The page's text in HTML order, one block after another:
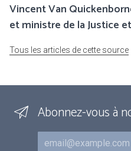
Vincent Van
et ministre de la Justice
Tous les articles de cette source
Abonnez-vous à
Courriel